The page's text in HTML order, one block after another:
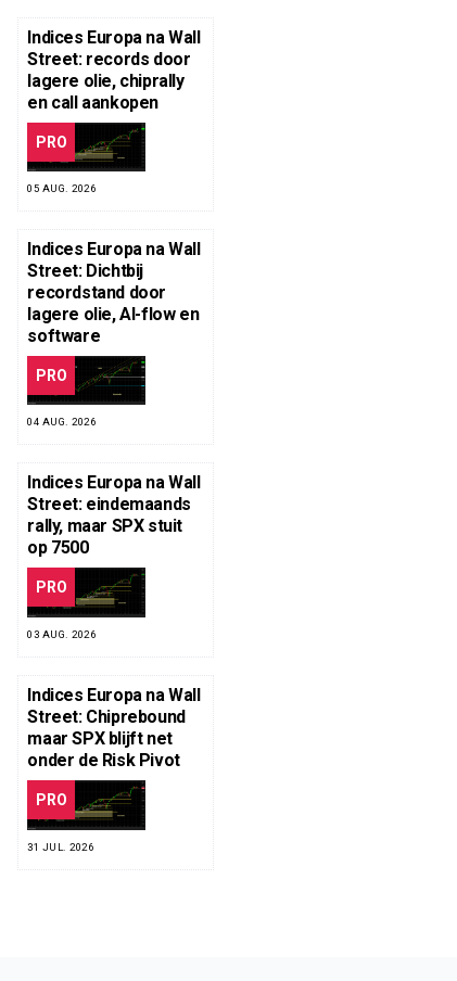
Indices Europa na Wall
Street: records door
lagere olie, chiprally
en call aankopen
PRO
05 AUG. 2026
Indices Europa na Wall
Street: Dichtbij
recordstand door
lagere olie, AI-flow en
software
PRO
04 AUG. 2026
Indices Europa na Wall
Street: eindemaands
rally, maar SPX stuit
op 7500
PRO
03 AUG. 2026
Indices Europa na Wall
Street: Chiprebound
maar SPX blijft net
onder de Risk Pivot
PRO
31 JUL. 2026